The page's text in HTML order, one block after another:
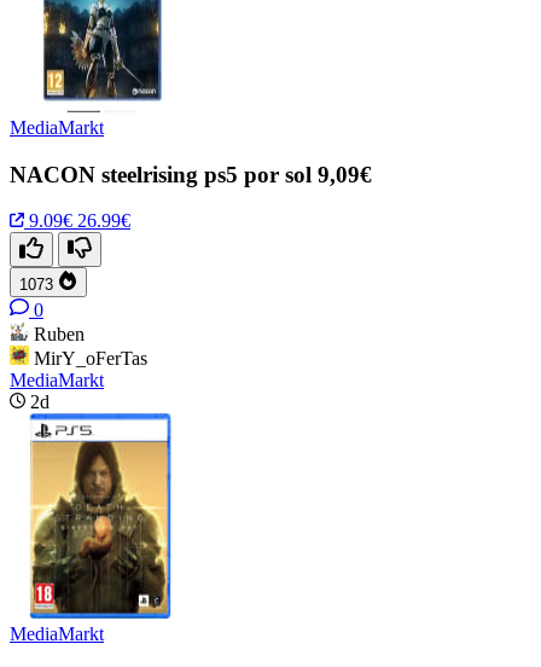
MediaMarkt
NACON steelrising ps5 por sol 9,09€
9.09€ 26.99€
1073
0
Ruben
MirY_oFerTas
MediaMarkt
2d
MediaMarkt